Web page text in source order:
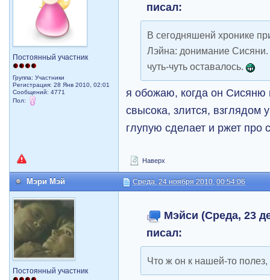
Постоянный участник
Группа: Участники
Регистрация: 28 Янв 2010, 02:01
Сообщений: 4771
Пол:
писал:
В сегодняшенй хронике
Лэйна: донимание Сисяни.
чуть-чуть оставалось.
я обожаю, когда он Сисяню
свысока, злится, взглядом
глупую сделает и ржет про
Наверх
Мэри Мэй Среда, 24 ноября 2010, 00:54:06
Постоянный участник
Мэйси (Среда, 23
писал:
Что ж он к нашей-то